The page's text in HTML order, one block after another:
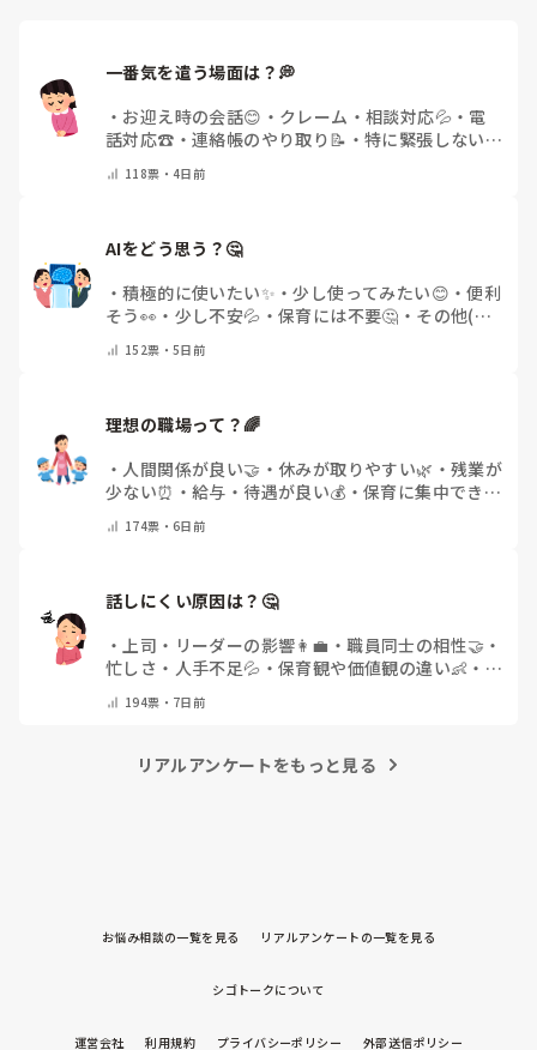
思い込みも、多少入っているような気がします。
もちろん家庭環境、育ちの背景を加味して考えることも必要で
すが、
イヤイヤ期という時期にあるならば、視点を変えてみることも
大切ですよ。
もし、書いてある通りになっていることが原因ならば、家庭と
一番気を遣う場面は？💭
・ お迎え時の会話😊 ・ クレーム・相談対応💦 ・ 電
話対応☎️ ・ 連絡帳のやり取り📝 ・ 特に緊張しない
118票・4日前
AIをどう思う？🤔
・積極的に使いたい✨ ・少し使ってみたい😊 ・便利
そう👀 ・ 少し不安💦 ・ 保育には不要🤔 ・ その他(コ
152票・5日前
理想の職場って？🌈
・ 人間関係が良い🤝 ・ 休みが取りやすい🌿 ・ 残業が
少ない⏰ ・ 給与・待遇が良い💰 ・ 保育に集中できる
174票・ 6日前
話しにくい原因は？🤔
・ 上司・リーダーの影響👩‍💼 ・職員同士の相性🤝 ・
忙しさ・人手不足💦 ・ 保育観や価値観の違い👶 ・ 自
教えてください)
194票・ 7日前
リアルアンケートをもっと見る
お悩み相談の一覧を見る リアルアンケートの一覧を見る
シゴトークについて
運営会社 利用規約 プライバシーポリシー 外部送信ポリシー